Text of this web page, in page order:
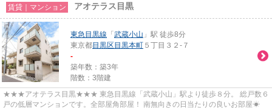
賃貸｜マンション アオテラス目黒
東急目黒線 「 武蔵小山 」駅 徒歩8分
東京都目黒区 目黒本町 ５丁目３２-７
-
築年数：築3年
階数：3階建
★★★アオテラス目黒★★★ 東急目黒線「武蔵小山」駅より徒歩８分。 総戸数６
戸の低層マンションです。全部屋角部屋！ 南無向きの日当たりの良いお部屋☀